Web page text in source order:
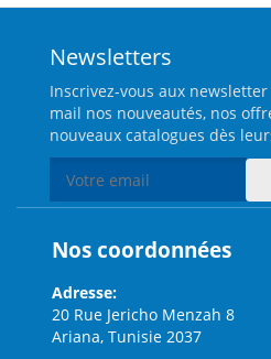
Newsletters
Inscrivez-vous aux
mail nos nouveautés, nos
nouveaux catalogues dès
Nos coordonnées
Adresse:
20 Rue Jericho Menzah 8
Ariana, Tunisie 2037